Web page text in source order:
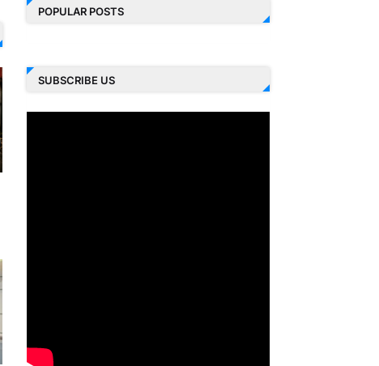
POPULAR POSTS
SUBSCRIBE US